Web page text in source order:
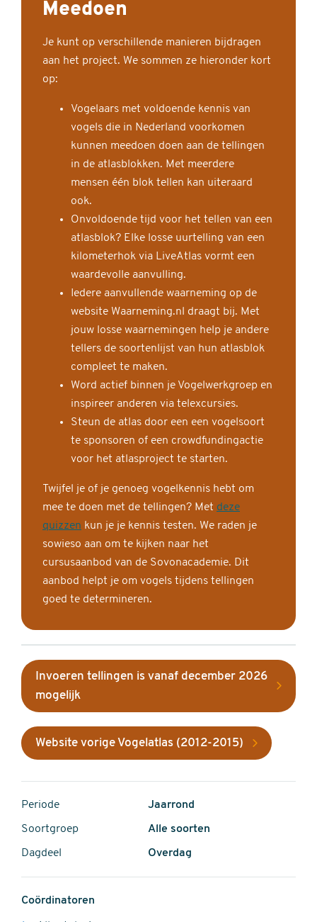
Meedoen
Je kunt op verschillende manieren bijdragen
aan het project. We sommen ze hieronder kort
op:
Vogelaars met voldoende kennis van
vogels die in Nederland voorkomen
kunnen meedoen doen aan de tellingen
in de atlasblokken. Met meerdere
mensen één blok tellen kan uiteraard
ook.
Onvoldoende tijd voor het tellen van een
atlasblok? Elke losse uurtelling van een
kilometerhok via LiveAtlas vormt een
waardevolle aanvulling.
Iedere aanvullende waarneming op de
website Waarneming.nl draagt bij. Met
jouw losse waarnemingen help je andere
tellers de soortenlijst van hun atlasblok
compleet te maken.
Word actief binnen je Vogelwerkgroep en
inspireer anderen via telexcursies.
Steun de atlas door een een vogelsoort
te sponsoren of een crowdfundingactie
voor het atlasproject te starten.
Twijfel je of je genoeg vogelkennis hebt om
mee te doen met de tellingen? Met deze
quizzen kun je je kennis testen. We raden je
sowieso aan om te kijken naar het
cursusaanbod van de Sovonacademie. Dit
aanbod helpt je om vogels tijdens tellingen
goed te determineren.
Invoeren tellingen is vanaf december 2026
mogelijk
Website vorige Vogelatlas (2012-2015)
Periode Jaarrond
Soortgroep Alle soorten
Dagdeel Overdag
Coördinatoren